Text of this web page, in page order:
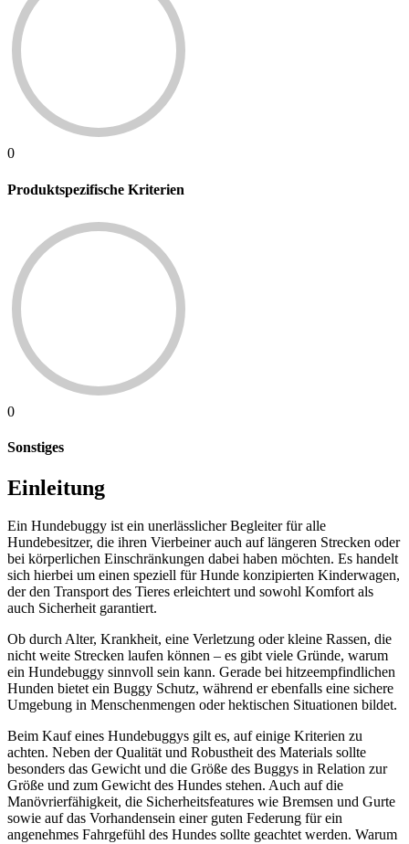
0
Produktspezifische Kriterien
0
Sonstiges
Einleitung
Ein Hundebuggy ist ein unerlässlicher Begleiter für alle
Hundebesitzer, die ihren Vierbeiner auch auf längeren Strecken oder
bei körperlichen Einschränkungen dabei haben möchten. Es handelt
sich hierbei um einen speziell für Hunde konzipierten Kinderwagen,
der den Transport des Tieres erleichtert und sowohl Komfort als
auch Sicherheit garantiert.
Ob durch Alter, Krankheit, eine Verletzung oder kleine Rassen, die
nicht weite Strecken laufen können – es gibt viele Gründe, warum
ein Hundebuggy sinnvoll sein kann. Gerade bei hitzeempfindlichen
Hunden bietet ein Buggy Schutz, während er ebenfalls eine sichere
Umgebung in Menschenmengen oder hektischen Situationen bildet.
Beim Kauf eines Hundebuggys gilt es, auf einige Kriterien zu
achten. Neben der Qualität und Robustheit des Materials sollte
besonders das Gewicht und die Größe des Buggys in Relation zur
Größe und zum Gewicht des Hundes stehen. Auch auf die
Manövrierfähigkeit, die Sicherheitsfeatures wie Bremsen und Gurte
sowie auf das Vorhandensein einer guten Federung für ein
angenehmes Fahrgefühl des Hundes sollte geachtet werden. Warum